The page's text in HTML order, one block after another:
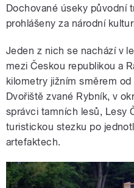
Dochované úseky původní
prohlášeny za národní
Jeden z nich se nachází v
mezi Českou republikou a
kilometry jižním směrem
Dvořiště zvané Rybník, v
správci tamních lesů, Lesy
turistickou stezku po
artefaktech.